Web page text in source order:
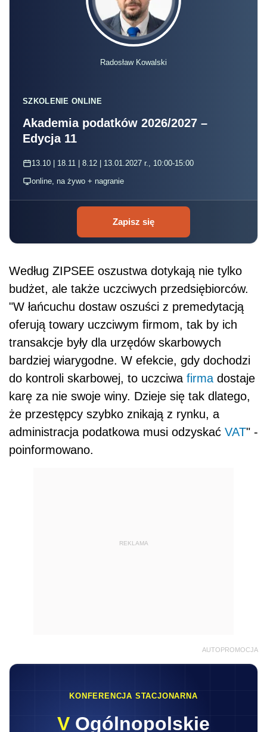
Radosław Kowalski
SZKOLENIE ONLINE
Akademia podatków 2026/2027 –
Edycja 11
13.10 | 18.11 | 8.12 | 13.01.2027 r., 10:00-15:00
online, na żywo + nagranie
Zapisz się
Według ZIPSEE oszustwa dotykają nie tylko
budżet, ale także uczciwych przedsiębiorców.
"W łańcuchu dostaw oszuści z premedytacją
oferują towary uczciwym firmom, tak by ich
transakcje były dla urzędów skarbowych
bardziej wiarygodne. W efekcie, gdy dochodzi
do kontroli skarbowej, to uczciwa firma dostaje
karę za nie swoje winy. Dzieje się tak dlatego,
że przestępcy szybko znikają z rynku, a
administracja podatkowa musi odzyskać VAT" -
poinformowano.
REKLAMA
AUTOPROMOCJA
KONFERENCJA STACJONARNA
V Ogólnopolskie